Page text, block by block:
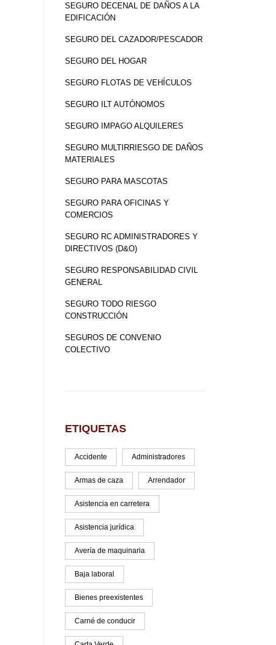
SEGURO DECENAL DE DAÑOS A LA
EDIFICACIÓN
SEGURO DEL CAZADOR/PESCADOR
SEGURO DEL HOGAR
SEGURO FLOTAS DE VEHÍCULOS
SEGURO ILT AUTÓNOMOS
SEGURO IMPAGO ALQUILERES
SEGURO MULTIRRIESGO DE DAÑOS
MATERIALES
SEGURO PARA MASCOTAS
SEGURO PARA OFICINAS Y
COMERCIOS
SEGURO RC ADMINISTRADORES Y
DIRECTIVOS (D&O)
SEGURO RESPONSABILIDAD CIVIL
GENERAL
SEGURO TODO RIESGO
CONSTRUCCIÓN
SEGUROS DE CONVENIO
COLECTIVO
ETIQUETAS
Accidente Administradores
Armas de caza Arrendador
Asistencia en carretera
Asistencia jurídica
Avería de maquinaria
Baja laboral
Bienes preexistentes
Carné de conducir